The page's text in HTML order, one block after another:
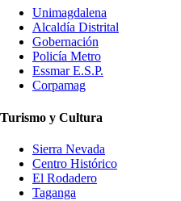
Unimagdalena
Alcaldía Distrital
Gobernación
Policía Metro
Essmar E.S.P.
Corpamag
Turismo y Cultura
Sierra Nevada
Centro Histórico
El Rodadero
Taganga